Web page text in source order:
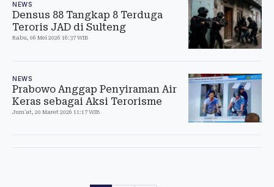
NEWS
Densus 88 Tangkap 8 Terduga
Teroris JAD di Sulteng
Rabu, 06 Mei 2026 16:37 WIB
NEWS
Prabowo Anggap Penyiraman Air
Keras sebagai Aksi Terorisme
Jum'at, 20 Maret 2026 11:17 WIB